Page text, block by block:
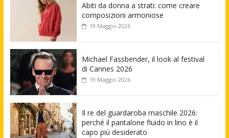
Abiti da donna a strati: come creare
composizioni armoniose
19 Maggio 2026
Michael Fassbender, il look al festival
di Cannes 2026
19 Maggio 2026
Il re del guardaroba maschile 2026:
perché il pantalone fluido in lino è il
capo più desiderato